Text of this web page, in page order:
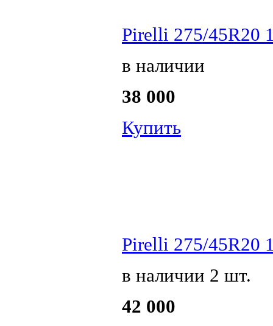
Pirelli 275/45R20
в наличии
38 000
Купить
Pirelli 275/45R20
в наличии 2 шт.
42 000